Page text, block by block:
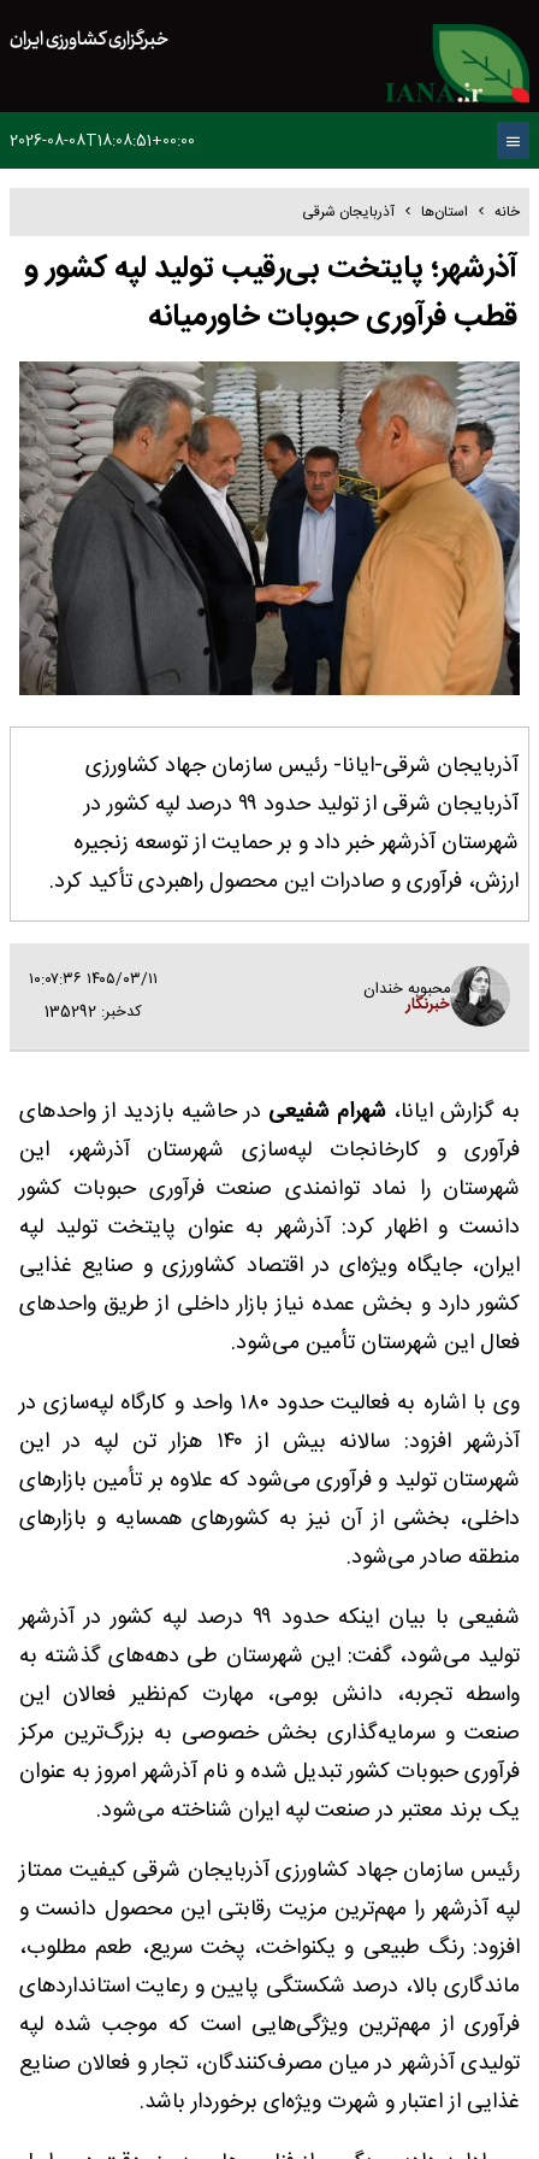
خبرگزاری کشاورزی ایران
2026-08-08T18:08:51+00:00
خانه استان‌ها آذربایجان شرقی
آذرشهر؛ پایتخت بی‌رقیب تولید لپه کشور و
قطب فرآوری حبوبات خاورمیانه
آذربایجان شرقی-ایانا- رئیس سازمان جهاد کشاورزی
آذربایجان شرقی از تولید حدود ۹۹ درصد لپه کشور در
شهرستان آذرشهر خبر داد و بر حمایت از توسعه زنجیره
ارزش، فرآوری و صادرات این محصول راهبردی تأکید کرد.
محبوبه خندان
خبرنگار
۱۴۰۵/۰۳/۱۱ ۱۰:۰۷:۳۶
کدخبر: 135292
به گزارش ایانا، شهرام شفیعی در حاشیه بازدید از واحدهای
فرآوری و کارخانجات لپه‌سازی شهرستان آذرشهر، این
شهرستان را نماد توانمندی صنعت فرآوری حبوبات کشور
دانست و اظهار کرد: آذرشهر به عنوان پایتخت تولید لپه
ایران، جایگاه ویژه‌ای در اقتصاد کشاورزی و صنایع غذایی
کشور دارد و بخش عمده نیاز بازار داخلی از طریق واحدهای
فعال این شهرستان تأمین می‌شود.
وی با اشاره به فعالیت حدود ۱۸۰ واحد و کارگاه لپه‌سازی در
آذرشهر افزود: سالانه بیش از ۱۴۰ هزار تن لپه در این
شهرستان تولید و فرآوری می‌شود که علاوه بر تأمین بازارهای
داخلی، بخشی از آن نیز به کشورهای همسایه و بازارهای
منطقه صادر می‌شود.
شفیعی با بیان اینکه حدود ۹۹ درصد لپه کشور در آذرشهر
تولید می‌شود، گفت: این شهرستان طی دهه‌های گذشته به
واسطه تجربه، دانش بومی، مهارت کم‌نظیر فعالان این
صنعت و سرمایه‌گذاری بخش خصوصی به بزرگ‌ترین مرکز
فرآوری حبوبات کشور تبدیل شده و نام آذرشهر امروز به عنوان
یک برند معتبر در صنعت لپه ایران شناخته می‌شود.
رئیس سازمان جهاد کشاورزی آذربایجان شرقی کیفیت ممتاز
لپه آذرشهر را مهم‌ترین مزیت رقابتی این محصول دانست و
افزود: رنگ طبیعی و یکنواخت، پخت سریع، طعم مطلوب،
ماندگاری بالا، درصد شکستگی پایین و رعایت استانداردهای
فرآوری از مهم‌ترین ویژگی‌هایی است که موجب شده لپه
تولیدی آذرشهر در میان مصرف‌کنندگان، تجار و فعالان صنایع
غذایی از اعتبار و شهرت ویژه‌ای برخوردار باشد.